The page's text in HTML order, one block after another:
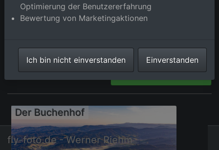
⇗ Benachbarte Orte
Online-Shop
Der Buchenhof
fly-foto.de - Werner Riehm
Optimierung der Benutzererfahrung
Bewertung von Marketingaktionen
Ich bin nicht einverstanden Einverstanden